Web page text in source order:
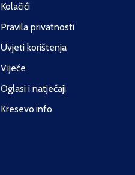
Kolačići
Pravila privatnosti
Uvjeti korištenja
Vijeće
Oglasi i natječaji
Kresevo.info